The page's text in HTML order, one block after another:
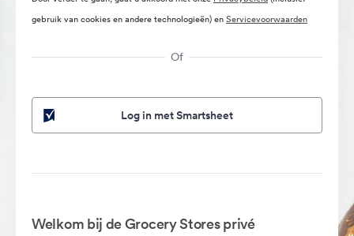
gebruik van cookies en andere technologieën) enServicevoorwaarden
Of
Log in met Smartsheet
Welkom bij de Grocery Stores privé